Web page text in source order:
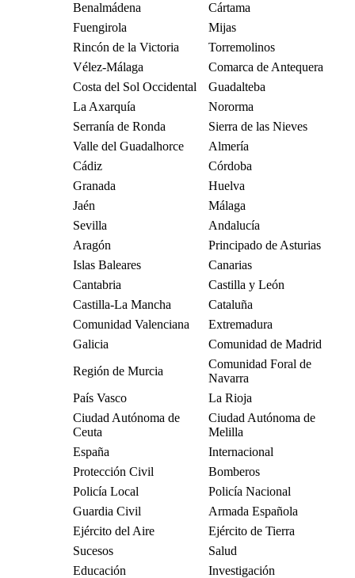
Benalmádena
Cártama
Fuengirola
Mijas
Rincón de la Victoria
Torremolinos
Vélez-Málaga
Comarca de Antequera
Costa del Sol Occidental
Guadalteba
La Axarquía
Nororma
Serranía de Ronda
Sierra de las Nieves
Valle del Guadalhorce
Almería
Cádiz
Córdoba
Granada
Huelva
Jaén
Málaga
Sevilla
Andalucía
Aragón
Principado de Asturias
Islas Baleares
Canarias
Cantabria
Castilla y León
Castilla-La Mancha
Cataluña
Comunidad Valenciana
Extremadura
Galicia
Comunidad de Madrid
Región de Murcia
Comunidad Foral de
Navarra
País Vasco
La Rioja
Ciudad Autónoma de
Ceuta
Ciudad Autónoma de
Melilla
España
Internacional
Protección Civil
Bomberos
Policía Local
Policía Nacional
Guardia Civil
Armada Española
Ejército del Aire
Ejército de Tierra
Sucesos
Salud
Educación
Investigación